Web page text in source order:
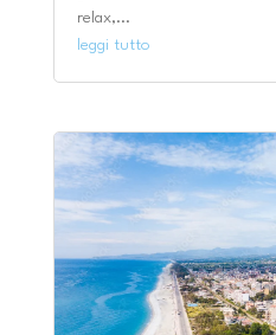
relax,...
leggi tutto